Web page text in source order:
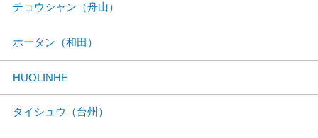
チョウシャン（舟山）
ホータン（和田）
HUOLINHE
タイシュウ（台州）